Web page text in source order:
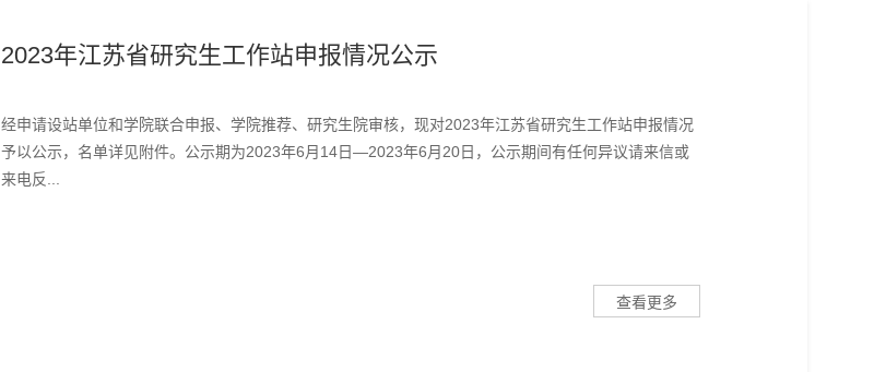
2023年江苏省研究生工作站申报情况公示
经申请设站单位和学院联合申报、学院推荐、研究生院审核，现对2023年江苏省研究生工作站申报情况
予以公示，名单详见附件。公示期为2023年6月14日—2023年6月20日，公示期间有任何异议请来信或
来电反...
查看更多